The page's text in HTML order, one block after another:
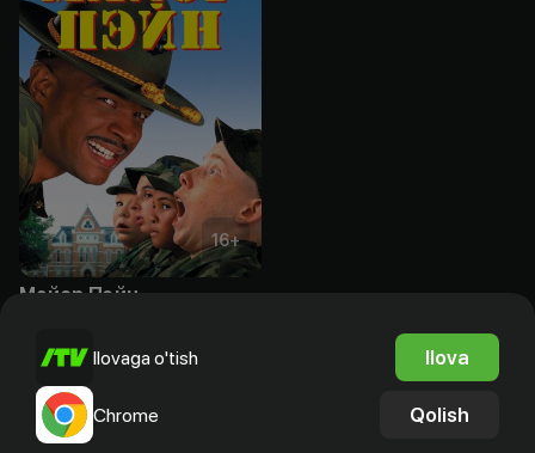
16+
Майор Пэйн
Ilovaga o'tish Ilova
Chrome Qolish